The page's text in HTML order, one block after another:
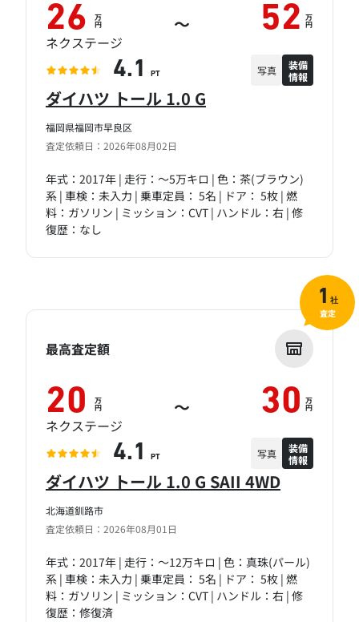
福岡県福岡市早良区
査定依頼日：2026年08月02日
ダイハツ トール 1.0 G
年式：2017年 | 走行：～5万キロ | 色：茶(ブラウン)
系 | 車検：未入力 | 乗車定員： 5名 | ドア： 5枚 | 燃
料：ガソリン | ミッション：CVT | ハンドル：右 | 修
復歴：なし
26 万
円 ～ 52 万
円
ネクステージ
4.1 PT 写真
装備
情報
北海道釧路市
査定依頼日：2026年08月01日
ダイハツ トール 1.0 G SAII 4WD
年式：2017年 | 走行：～12万キロ | 色：真珠(パール)
系 | 車検：未入力 | 乗車定員： 5名 | ドア： 5枚 | 燃
料：ガソリン | ミッション：CVT | ハンドル：右 | 修
復歴：修復済
最高査定額
20 万
円 ～ 30 万
円
ネクステージ
4.1 PT 写真
装備
情報
1 社
査定